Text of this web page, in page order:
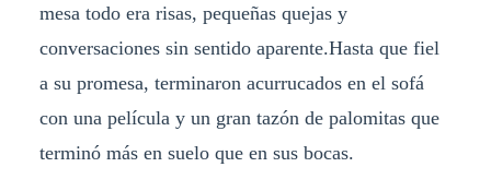
mesa todo era risas, pequeñas quejas y
conversaciones sin sentido aparente.Hasta que fiel
a su promesa, terminaron acurrucados en el sofá
con una película y un gran tazón de palomitas que
terminó más en suelo que en sus bocas.